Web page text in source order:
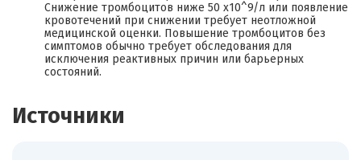
Снижение тромбоцитов ниже 50 x10^9/л или появление
кровотечений при снижении требует неотложной
медицинской оценки. Повышение тромбоцитов без
симптомов обычно требует обследования для
исключения реактивных причин или барьерных
состояний.
Источники